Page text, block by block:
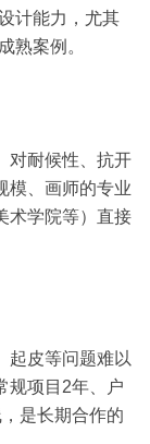
计能力，尤其
熟案例。
对耐候性、抗开
模、画师的专业
术学院等）直接
起皮等问题难以
规项目2年、户
是长期合作的